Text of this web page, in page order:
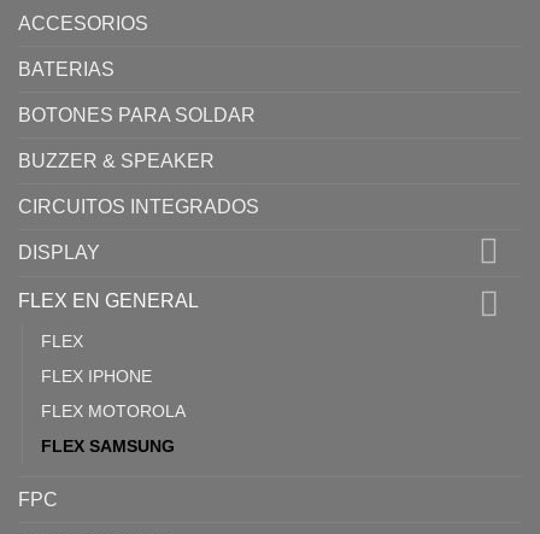
ACCESORIOS
BATERIAS
BOTONES PARA SOLDAR
BUZZER & SPEAKER
CIRCUITOS INTEGRADOS
DISPLAY
FLEX EN GENERAL
FLEX
FLEX IPHONE
FLEX MOTOROLA
FLEX SAMSUNG
FPC